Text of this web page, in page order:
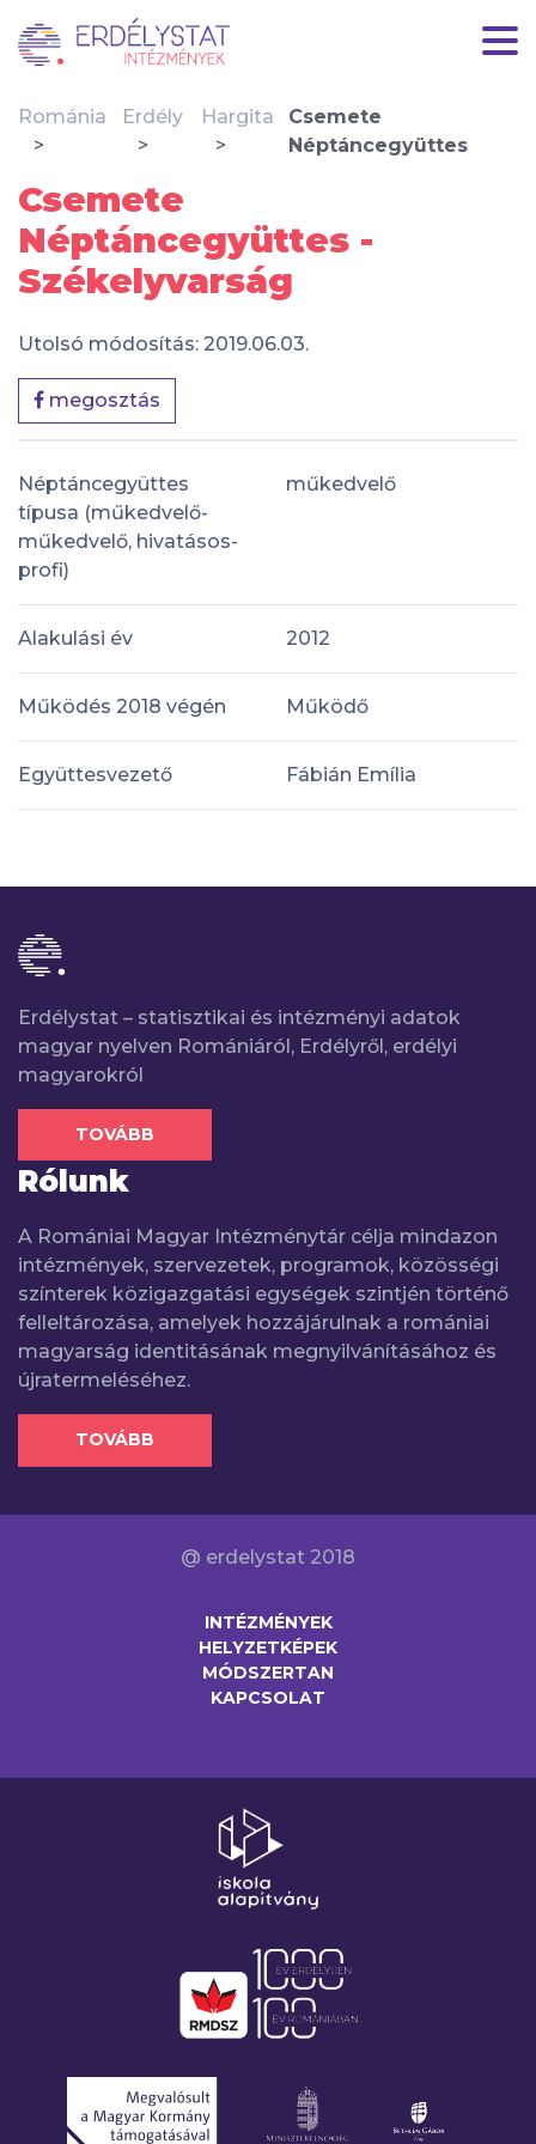
Románia Erdély Hargita
Csemete
Néptáncegyüttes
Csemete
Néptáncegyüttes -
Székelyvarság
Utolsó módosítás: 2019.06.03.
megosztás
Néptáncegyüttes
típusa (műkedvelő-
műkedvelő, hivatásos-
profi)
műkedvelő
Alakulási év 2012
Működés 2018 végén Működő
Együttesvezető Fábián Emília
Erdélystat – statisztikai és intézményi adatok
magyar nyelven Romániáról, Erdélyről, erdélyi
magyarokról
TOVÁBB
Rólunk
A Romániai Magyar Intézménytár célja mindazon
intézmények, szervezetek, programok, közösségi
színterek közigazgatási egységek szintjén történő
felleltározása, amelyek hozzájárulnak a romániai
magyarság identitásának megnyilvánításához és
újratermeléséhez.
TOVÁBB
@ erdelystat 2018
INTÉZMÉNYEK
HELYZETKÉPEK
MÓDSZERTAN
KAPCSOLAT